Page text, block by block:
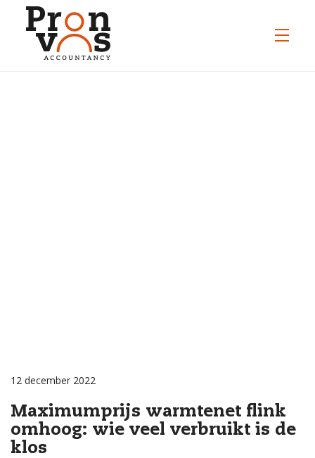
12 december 2022
Maximumprijs warmtenet flink
omhoog: wie veel verbruikt is de
klos